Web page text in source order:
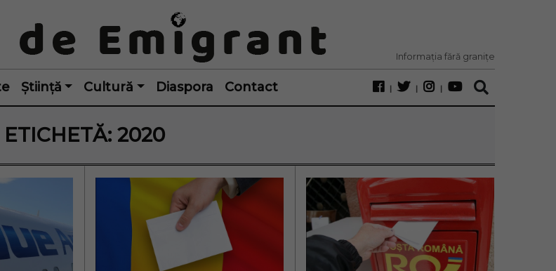
Informația fără granițe
Știință Cultură Diaspora Contact
ETICHETĂ: 2020